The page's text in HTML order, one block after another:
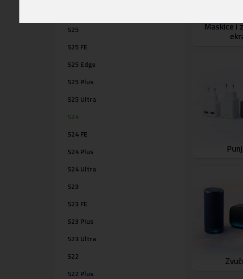
S25
S25 FE
S25 Edge
S25 Plus
S25 Ultra
S24
S24 FE
S24 Plus
S24 Ultra
S23
S23 FE
S23 Plus
S23 Ultra
S22
S22 Plus
Maskice i